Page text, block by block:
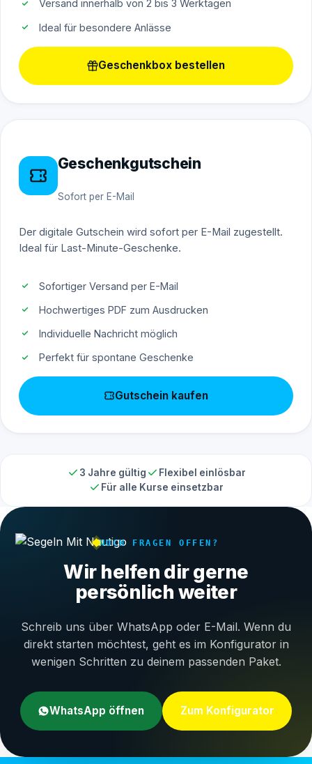
Versand innerhalb von 2 bis 3 Werktagen
Ideal für besondere Anlässe
Geschenkbox bestellen
Geschenkgutschein
Sofort per E-Mail
Der digitale Gutschein wird sofort per E-Mail zugestellt.
Ideal für Last-Minute-Geschenke.
Sofortiger Versand per E-Mail
Hochwertiges PDF zum Ausdrucken
Individuelle Nachricht möglich
Perfekt für spontane Geschenke
Gutschein kaufen
3 Jahre gültig
Flexibel einlösbar
Für alle Kurse einsetzbar
NOCH FRAGEN OFFEN?
Wir helfen dir gerne
persönlich weiter
Schreib uns über WhatsApp oder E-Mail. Wenn du
direkt starten möchtest, geht es im Konfigurator in
wenigen Schritten zu deinem passenden Paket.
WhatsApp öffnen Zum Konfigurator